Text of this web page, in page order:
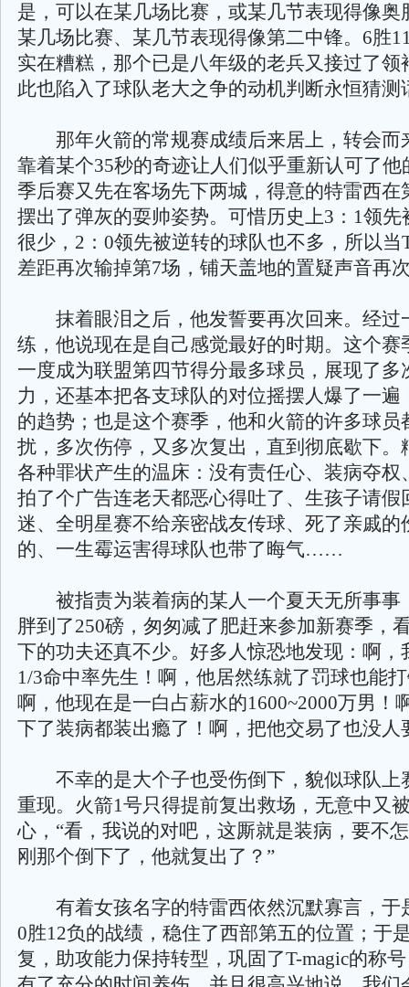
是，可以在某几场比赛，或某几节表现得像奥
某几场比赛、某几节表现得像第二中锋。6胜
实在糟糕，那个已是八年级的老兵又接过了领
此也陷入了球队老大之争的动机判断永恒猜测
那年火箭的常规赛成绩后来居上，转会而
靠着某个35秒的奇迹让人们似乎重新认可了他
季后赛又先在客场先下两城，得意的特雷西在
摆出了弹灰的耍帅姿势。可惜历史上3：1领先
很少，2：0领先被逆转的球队也不多，所以当
差距再次输掉第7场，铺天盖地的置疑声音再
抹着眼泪之后，他发誓要再次回来。经过
练，他说现在是自己感觉最好的时期。这个赛
一度成为联盟第四节得分最多球员，展现了多
力，还基本把各支球队的对位摇摆人爆了一遍
的趋势；也是这个赛季，他和火箭的许多球员
扰，多次伤停，又多次复出，直到彻底歇下。
各种罪状产生的温床：没有责任心、装病夺权
拍了个广告连老天都恶心得吐了、生孩子请假
迷、全明星赛不给亲密战友传球、死了亲戚的
的、一生霉运害得球队也带了晦气……
被指责为装着病的某人一个夏天无所事事
胖到了250磅，匆匆减了肥赶来参加新赛季，
下的功夫还真不少。好多人惊恐地发现：啊，
1/3命中率先生！啊，他居然练就了罚球也能
啊，他现在是一白占薪水的1600~2000万男！
下了装病都装出瘾了！啊，把他交易了也没人
不幸的是大个子也受伤倒下，貌似球队上
重现。火箭1号只得提前复出救场，无意中又
心，“看，我说的对吧，这厮就是装病，要不
刚那个倒下了，他就复出了？”
有着女孩名字的特雷西依然沉默寡言，于
0胜12负的战绩，稳住了西部第五的位置；于
复，助攻能力保持转型，巩固了T-magic的称